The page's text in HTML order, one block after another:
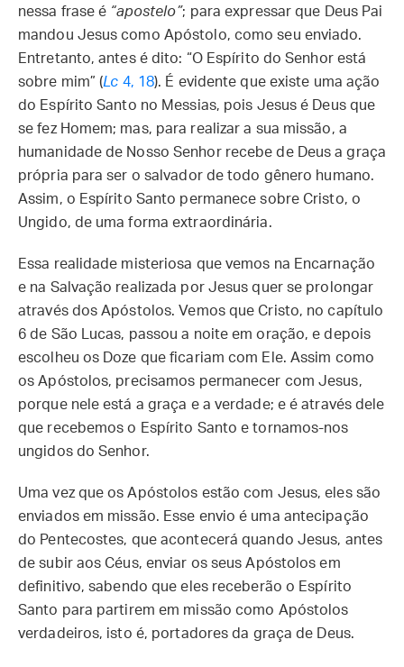
nessa frase é “apostelo”; para expressar que Deus Pai
mandou Jesus como Apóstolo, como seu enviado.
Entretanto, antes é dito: “O Espírito do Senhor está
sobre mim” (Lc 4, 18). É evidente que existe uma ação
do Espírito Santo no Messias, pois Jesus é Deus que
se fez Homem; mas, para realizar a sua missão, a
humanidade de Nosso Senhor recebe de Deus a graça
própria para ser o salvador de todo gênero humano.
Assim, o Espírito Santo permanece sobre Cristo, o
Ungido, de uma forma extraordinária.
Essa realidade misteriosa que vemos na Encarnação
e na Salvação realizada por Jesus quer se prolongar
através dos Apóstolos. Vemos que Cristo, no capítulo
6 de São Lucas, passou a noite em oração, e depois
escolheu os Doze que ficariam com Ele. Assim como
os Apóstolos, precisamos permanecer com Jesus,
porque nele está a graça e a verdade; e é através dele
que recebemos o Espírito Santo e tornamos-nos
ungidos do Senhor.
Uma vez que os Apóstolos estão com Jesus, eles são
enviados em missão. Esse envio é uma antecipação
do Pentecostes, que acontecerá quando Jesus, antes
de subir aos Céus, enviar os seus Apóstolos em
definitivo, sabendo que eles receberão o Espírito
Santo para partirem em missão como Apóstolos
verdadeiros, isto é, portadores da graça de Deus.